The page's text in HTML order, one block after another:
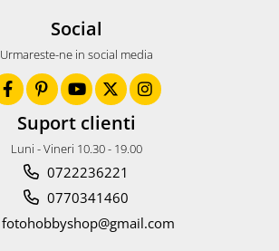
Social
Urmareste-ne in social media
Suport clienti
Luni - Vineri 10.30 - 19.00
0722236221
0770341460
fotohobbyshop@gmail.com